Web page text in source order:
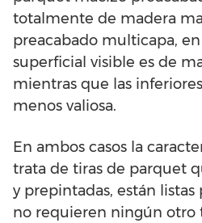
totalmente de madera
preacabado multicapa,
superficial visible es de
mientras que las
menos valiosa.
En ambos casos la
trata de tiras de parquet
y prepintadas, están listas
no requieren ningún otro